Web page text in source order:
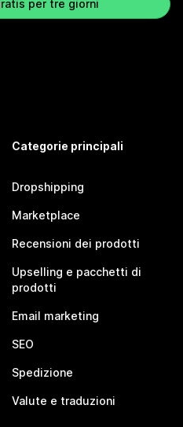
per tre giorni
Categorie principali
Dropshipping
Marketplace
Recensioni dei prodotti
Upselling e pacchetti di
prodotti
Email marketing
SEO
Spedizione
Valute e traduzioni